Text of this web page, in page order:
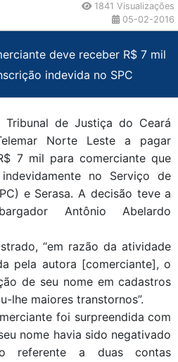
1841 Visualizações
05-02-2016
deve receber R$ 7 mil
indevida no SPC
de Justiça do Ceará
Norte Leste a pagar
7 mil para comerciante que
no Serviço de
e Serasa. A decisão teve a
Antônio Abelardo
“em razão da atividade
pela autora [comerciante], o
de seu nome em cadastros
lhe maiores transtornos”.
foi surpreendida com
nome havia sido negativado
referente a duas contas